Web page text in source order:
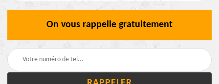
On vous rappelle gratuitement